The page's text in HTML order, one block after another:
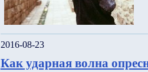
2016-08-23
Как ударная волна